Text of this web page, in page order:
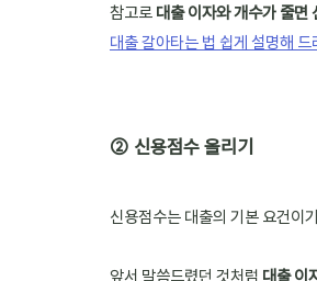
참고로 대출 이자와 개수가 줄면
대출 갈아타는 법 쉽게 설명해 드
② 신용점수 올리기
신용점수는 대출의 기본 요건이
앞서 말씀드렸던 것처럼 대출 이